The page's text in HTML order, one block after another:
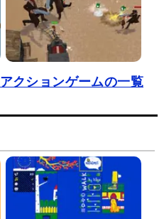
アクションゲームの一覧